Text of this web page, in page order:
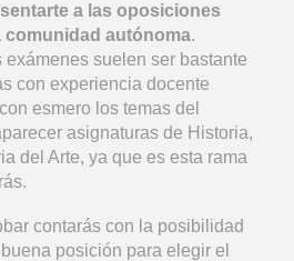
a las oposiciones
comunidad autónoma.
exámenes suelen ser bastante
con experiencia docente
esmero los temas del
asignaturas de Historia,
del Arte, ya que es esta rama
contarás con la posibilidad
posición para elegir el